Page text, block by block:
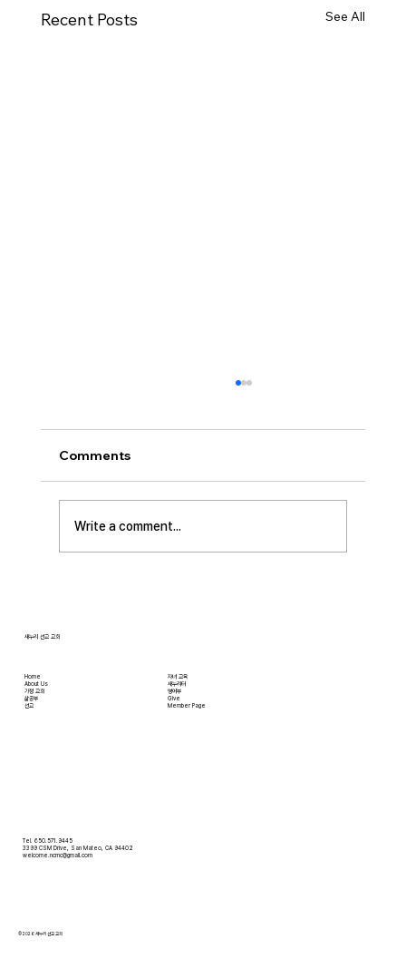
Recent Posts See All
Comments
Write a comment...
Home
About Us
​가정 교회
​삶공부
​선교
자녀 교육
새누리터
영어부
Give
Member Page
Tel. 650.571.9445
3399 CSM Drive, San Mateo, CA 94402
welcome.ncmc@gmail.com
© 2026 새누리 선교 교회
새누리 선교 교회